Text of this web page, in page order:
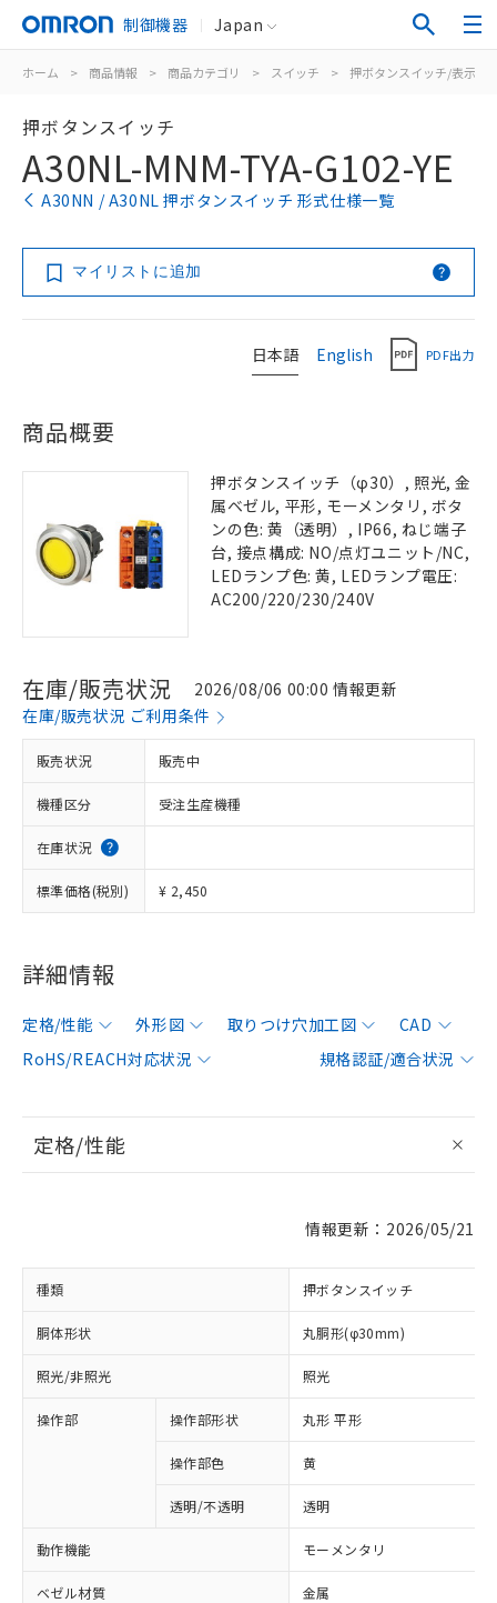
制御機器 Japan
ホーム > 商品情報 > 商品カテゴリ > スイッチ > 押ボタンスイッチ/表示灯
押ボタンスイッチ
A30NL-MNM-TYA-G102-YE
A30NN / A30NL 押ボタンスイッチ 形式仕様一覧
マイリストに追加
日本語 English PDF出力
商品概要
押ボタンスイッチ（φ30）, 照光, 金
属ベゼル, 平形, モーメンタリ, ボタ
ンの色: 黄（透明）, IP66, ねじ端子
台, 接点構成: NO/点灯ユニット/NC,
LEDランプ色: 黄, LEDランプ電圧:
AC200/220/230/240V
在庫/販売状況
2026/08/06 00:00 情報更新
在庫/販売状況 ご利用条件
販売状況 販売中
機種区分 受注生産機種
在庫状況
標準価格(税別) ¥ 2,450
詳細情報
定格/性能 外形図 取りつけ穴加工図
CAD
RoHS/REACH対応状況
規格認証/適合状況
定格/性能
情報更新：2026/05/21
種類 押ボタンスイッチ
胴体形状 丸胴形(φ30mm)
照光/非照光 照光
操作部 操作部形状 丸形 平形
操作部色 黄
透明/不透明 透明
動作機能 モーメンタリ
ベゼル材質 金属